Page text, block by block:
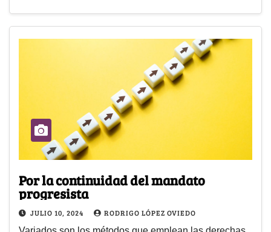
Por la continuidad del mandato
progresista
JULIO 10, 2024 RODRIGO LÓPEZ OVIEDO